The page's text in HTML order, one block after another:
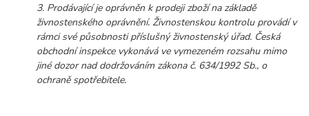
3. Prodávající je oprávněn k prodeji zboží na základě
živnostenského oprávnění. Živnostenskou kontrolu provádí v
rámci své působnosti příslušný živnostenský úřad. Česká
obchodní inspekce vykonává ve vymezeném rozsahu mimo
jiné dozor nad dodržováním zákona č. 634/1992 Sb., o
ochraně spotřebitele.